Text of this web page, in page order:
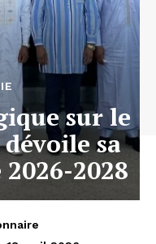
sur le
sa
2028